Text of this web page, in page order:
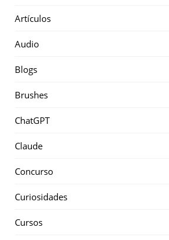
Artículos
Audio
Blogs
Brushes
ChatGPT
Claude
Concurso
Curiosidades
Cursos